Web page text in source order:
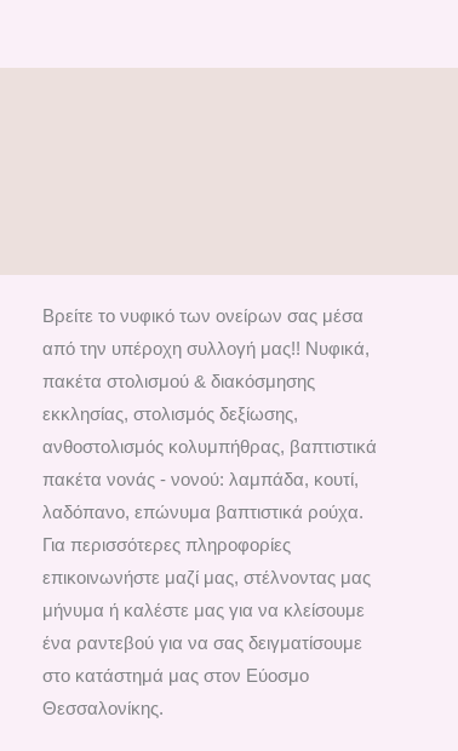
Βρείτε το νυφικό των ονείρων σας μέσα
από την υπέροχη συλλογή μας!! Νυφικά,
πακέτα στολισμού & διακόσμησης
εκκλησίας, στολισμός δεξίωσης,
ανθοστολισμός κολυμπήθρας, βαπτιστικά
πακέτα νονάς - νονού: λαμπάδα, κουτί,
λαδόπανο, επώνυμα βαπτιστικά ρούχα.
Για περισσότερες πληροφορίες
επικοινωνήστε μαζί μας, στέλνοντας μας
μήνυμα ή καλέστε μας για να κλείσουμε
ένα ραντεβού για να σας δειγματίσουμε
στο κατάστημά μας στον Εύοσμο
Θεσσαλονίκης.